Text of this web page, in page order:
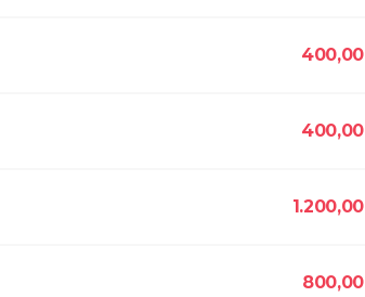
400,00
400,00
1.200,00
800,00